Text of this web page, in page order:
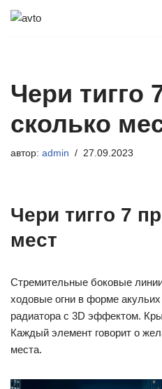
Чери тигго
сколько
автор: admin 27.09.2023
Чери тигго 7
мест
Стремительные боковые
ходовые огни в форме
радиатора с 3D эффектом.
Каждый элемент говорит о
места.